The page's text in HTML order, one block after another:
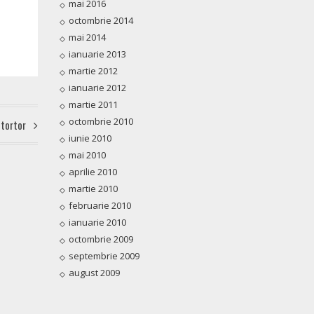
tortor
mai 2016
octombrie 2014
mai 2014
ianuarie 2013
martie 2012
ianuarie 2012
martie 2011
octombrie 2010
iunie 2010
mai 2010
aprilie 2010
martie 2010
februarie 2010
ianuarie 2010
octombrie 2009
septembrie 2009
august 2009